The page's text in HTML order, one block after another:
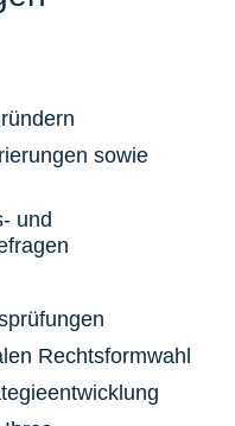
sowie
und
Rechtsformwahl